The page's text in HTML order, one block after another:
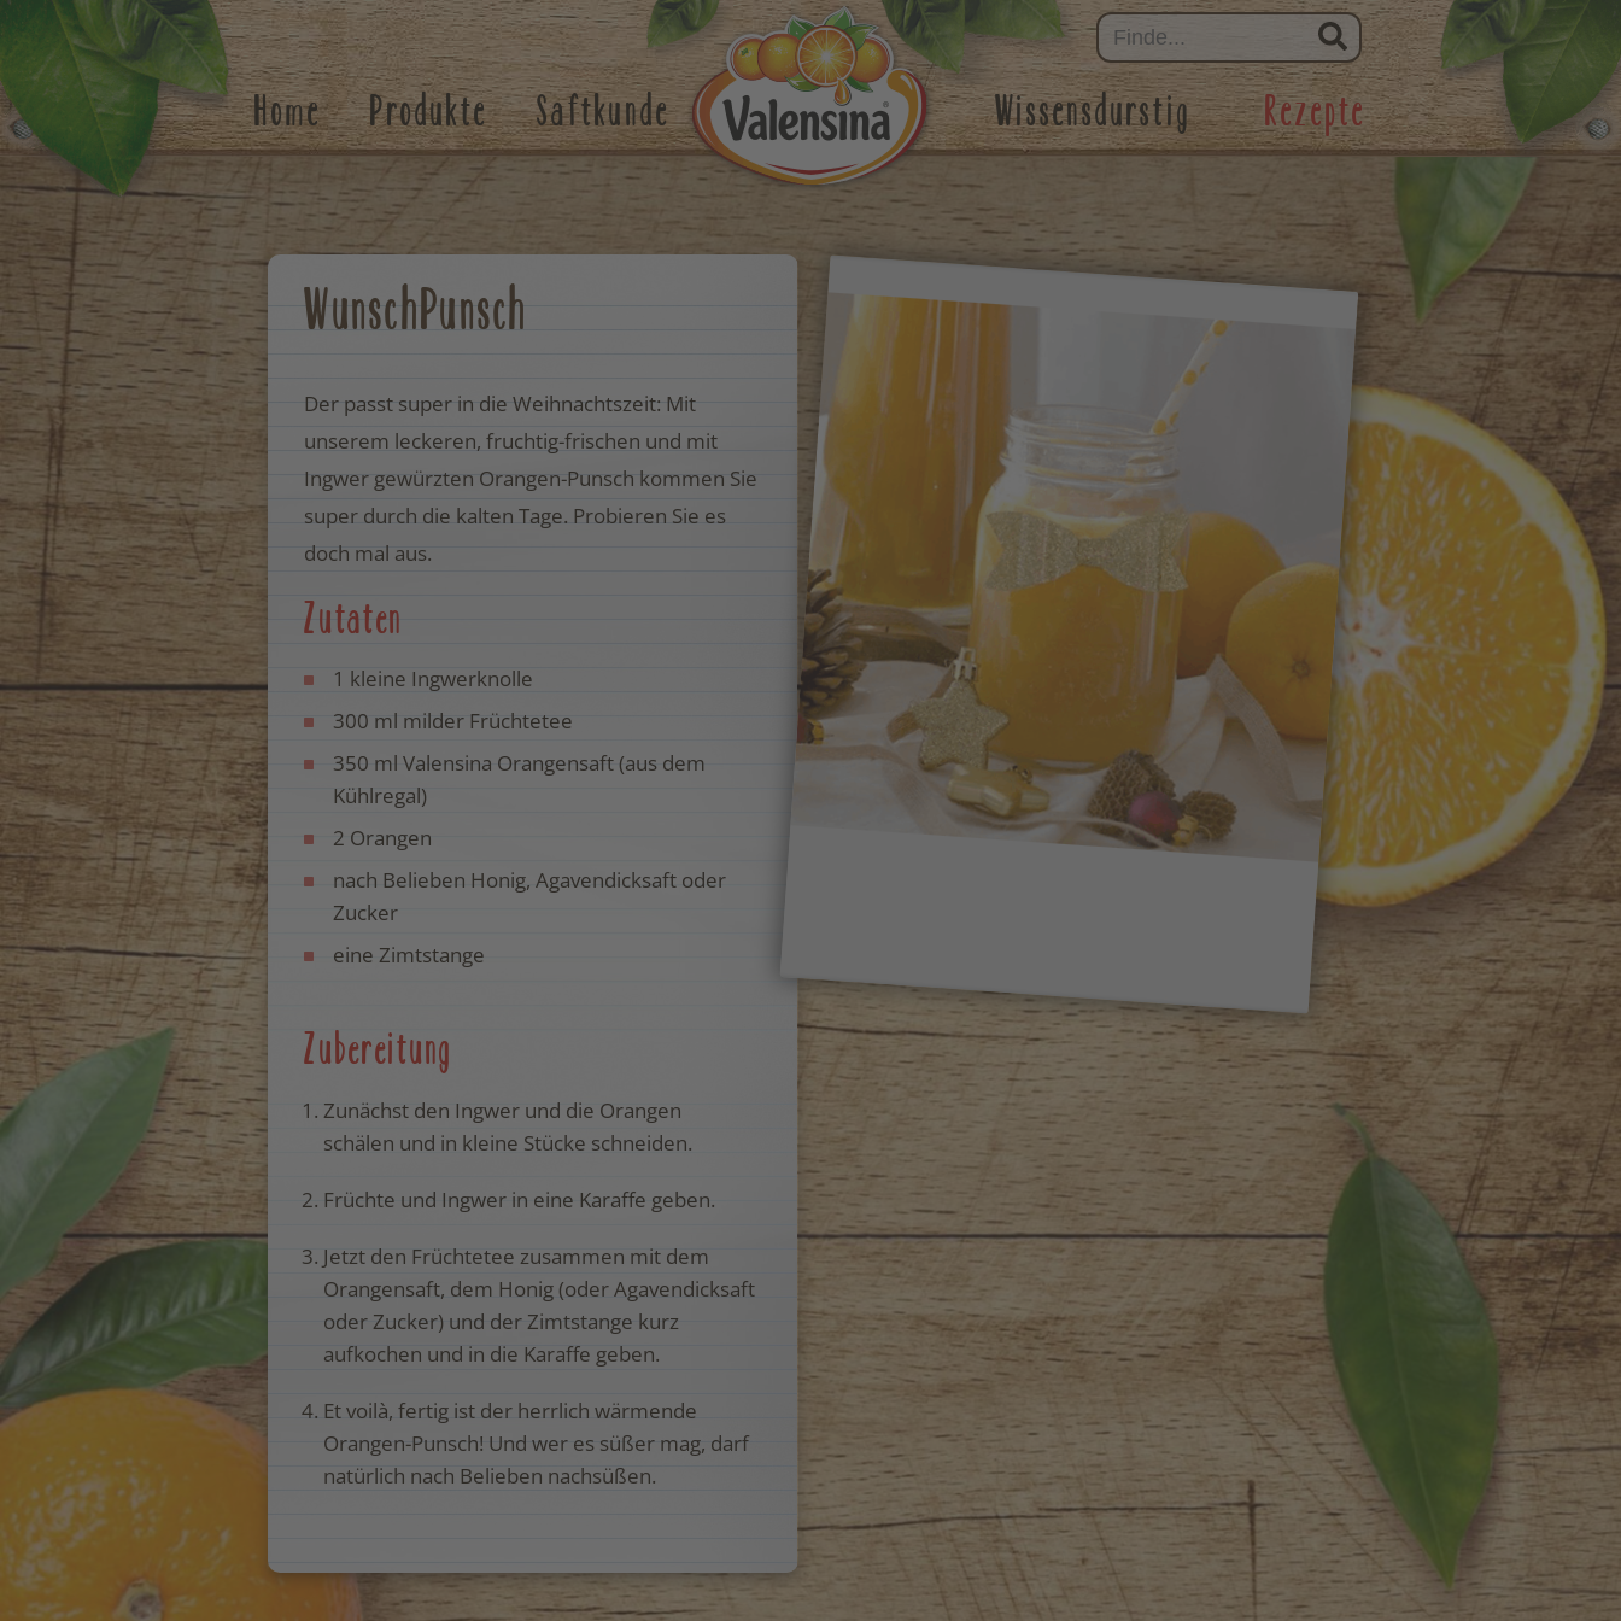
Home Produkte Saftkunde Wissensdurstig Rezepte
Suchen
WunschPunsch
Der passt super in die Weihnachtszeit: Mit
unserem leckeren, fruchtig-frischen und mit
Ingwer gewürzten Orangen-Punsch kommen Sie
super durch die kalten Tage. Probieren Sie es
doch mal aus.
Zutaten
1 kleine Ingwerknolle
300 ml milder Früchtetee
350 ml Valensina Orangensaft (aus dem
Kühlregal)
2 Orangen
nach Belieben Honig, Agavendicksaft oder
Zucker
eine Zimtstange
Zubereitung
Zunächst den Ingwer und die Orangen
schälen und in kleine Stücke schneiden.
Früchte und Ingwer in eine Karaffe geben.
Jetzt den Früchtetee zusammen mit dem
Orangensaft, dem Honig (oder Agavendicksaft
oder Zucker) und der Zimtstange kurz
aufkochen und in die Karaffe geben.
Et voilà, fertig ist der herrlich wärmende
Orangen-Punsch! Und wer es süßer mag, darf
natürlich nach Belieben nachsüßen.